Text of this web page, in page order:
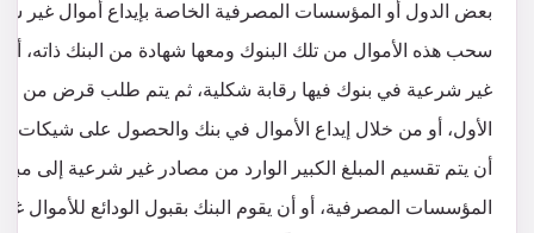
بعض الدول أو المؤسسات المصرفية الخاصة بإيداع أموال غير
سحب هذه الأموال من تلك البنوك ومعها شهادة من البنك ذاته،
غير شرعية في بنوك فيها رقابة شكلية، ثم يتم طلب قرض من
الأول، أو من خلال إيداع الأموال في بنك والحصول على شيكات
أن يتم تقسيم المبلغ الكبير الوارد من مصادر غير شرعية إلى
المؤسسات المصرفية، أو أن يقوم البنك بقبول الودائع